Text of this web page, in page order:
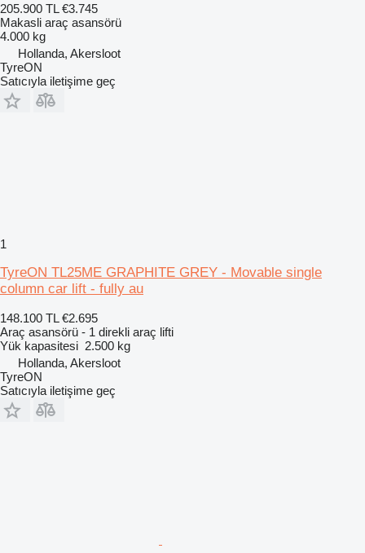
205.900 TL €3.745
Makasli araç asansörü
4.000 kg
Hollanda, Akersloot
TyreON
Satıcıyla iletişime geç
1
TyreON TL25ME GRAPHITE GREY - Movable single
column car lift - fully au
148.100 TL €2.695
Araç asansörü - 1 direkli araç lifti
Yük kapasitesi 2.500 kg
Hollanda, Akersloot
TyreON
Satıcıyla iletişime geç